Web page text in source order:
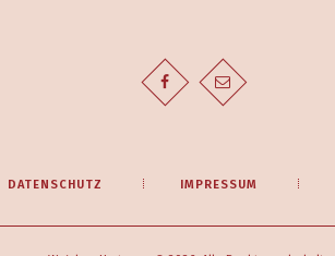
DATENSCHUTZ IMPRESSUM